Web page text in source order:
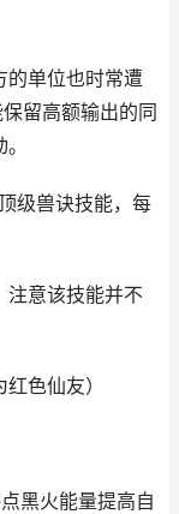
的单位也时常遭
留高额输出的同
级兽诀技能，每
注意该技能并不
色仙友）
黑火能量提高自